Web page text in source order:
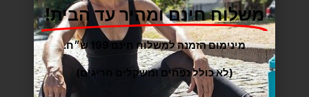
כתובות: המפלסים 12,
(קרית אריה) –
משלוח חינם ומהיר עד הבית!
מינימום הזמנה למשלוח חינם 199 ש״ח.
(לא כולל נפחים ומשקלים חריגים)